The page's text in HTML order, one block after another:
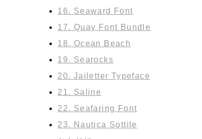
16. Seaward Font
17. Quay Font Bundle
18. Ocean Beach
19. Searocks
20. Jailetter Typeface
21. Saline
22. Seafaring Font
23. Nautica Sottile